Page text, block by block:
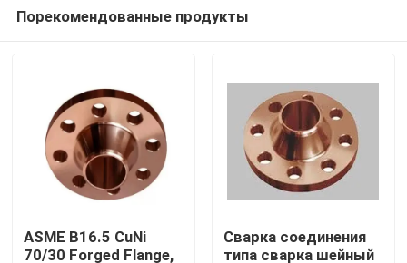
Порекомендованные продукты
ASME B16.5 CuNi
70/30 Forged Flange,
Сварка соединения
типа сварка шейный